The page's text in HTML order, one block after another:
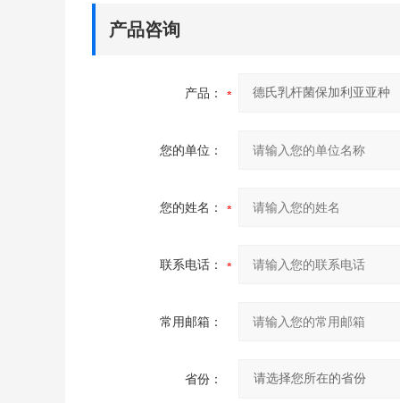
产品咨询
产品：
您的单位：
您的姓名：
联系电话：
常用邮箱：
省份：